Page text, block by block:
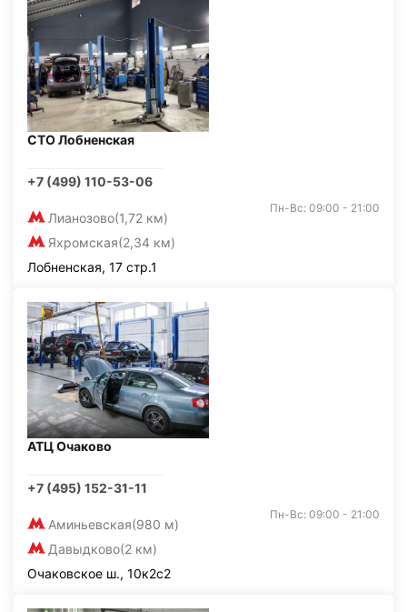
СТО Лобненская
+7 (499) 110-53-06
Лианозово(1,72 км)
Яхромская(2,34 км)
Пн-Вс: 09:00 - 21:00
Лобненская, 17 стр.1
АТЦ Очаково
+7 (495) 152-31-11
Аминьевская(980 м)
Давыдково(2 км)
Пн-Вс: 09:00 - 21:00
Очаковское ш., 10к2с2